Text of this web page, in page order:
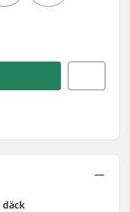
däck